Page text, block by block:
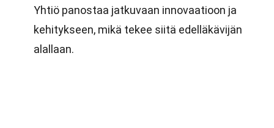
Yhtiö panostaa jatkuvaan innovaatioon ja
kehitykseen, mikä tekee siitä edelläkävijän
alallaan.